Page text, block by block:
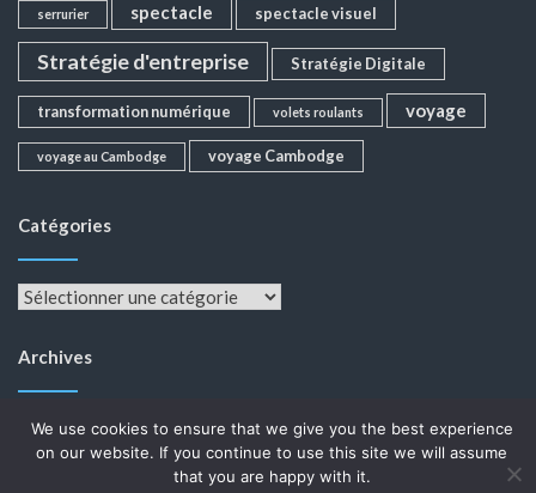
serrurier spectacle spectacle visuel
Stratégie d'entreprise Stratégie Digitale
transformation numérique volets roulants voyage
voyage au Cambodge voyage Cambodge
Catégories
Catégories
Archives
Archives
We use cookies to ensure that we give you the best experience
on our website. If you continue to use this site we will assume
that you are happy with it.